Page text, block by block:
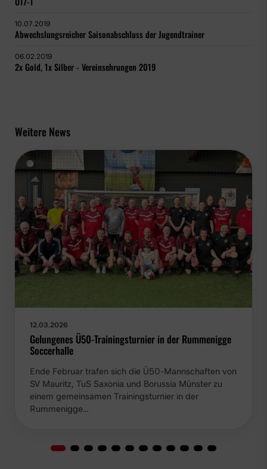
10.07.2019
Abwechslungsreicher Saisonabschluss der Jugendtrainer
06.02.2019
2x Gold, 1x Silber - Vereinsehrungen 2019
Weitere News
12.03.2026
Gelungenes Ü50-Trainingsturnier in der Rummenigge
Soccerhalle
Ende Februar trafen sich die Ü50-Mannschaften von
SV Mauritz, TuS Saxonia und Borussia Münster zu
einem gemeinsamen Trainingsturnier in der
Rummenigge…